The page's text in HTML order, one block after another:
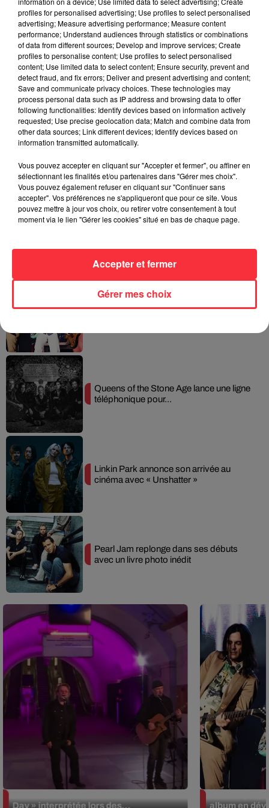
Sex To Go
Backseat Boogie
Blood In The Water
She Gives Me Hell
Switchblade Angel
Weapon Of War
Rock 'N' Roll For Life
Fil actus
Weezer prépare la sortie de son nouvel
Queens of the Stone Age lance une ligne
téléphonique pour...
Linkin Park annonce son arrivée au
cinéma avec « Unshatter »
Pearl Jam replonge dans ses débuts
avec un livre photo inédit
Day » interprétée lors des...
album en
profiles for personalised advertising; Use profiles to select personalised
advertising; Measure advertising performance; Measure content
performance; Understand audiences through statistics or combinations
of data from different sources; Develop and improve services; Create
profiles to personalise content; Use profiles to select personalised
content; Use limited data to select content; Ensure security, prevent and
detect fraud, and fix errors; Deliver and present advertising and content;
Save and communicate privacy choices. These technologies may
process personal data such as IP address and browsing data to offer
following functionalities: Identify devices based on information actively
requested; Use precise geolocation data; Match and combine data from
other data sources; Link different devices; Identify devices based on
information transmitted automatically.
Vous pouvez accepter en cliquant sur "Accepter et fermer", ou affiner en
sélectionnant les finalités et/ou partenaires dans "Gérer mes choix".
Vous pouvez également refuser en cliquant sur "Continuer sans
accepter". Vos préférences ne s'appliqueront que pour ce site. Vous
pouvez mettre à jour vos choix, ou retirer votre consentement à tout
moment via le lien "Gérer les cookies" situé en bas de chaque page.
Gérer mes choix
Accepter et fermer